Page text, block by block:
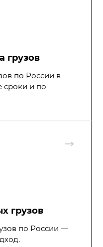
грузов
по России в
сроки и по
грузов
по России —